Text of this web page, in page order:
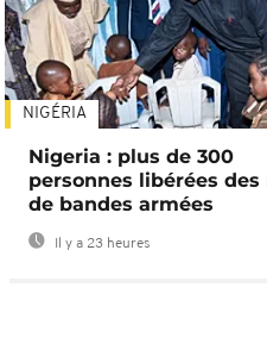
NIGÉRIA
Nigeria : plus de 300
personnes libérées des
de bandes armées
Il y a 23 heures